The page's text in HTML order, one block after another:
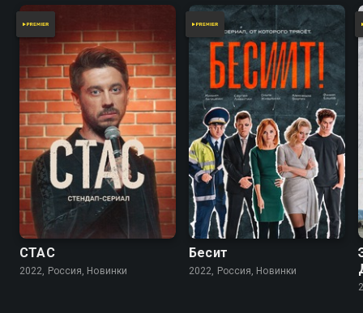
СТАС
2022, Россия, Новинки
Бесит
2022, Россия, Новинки